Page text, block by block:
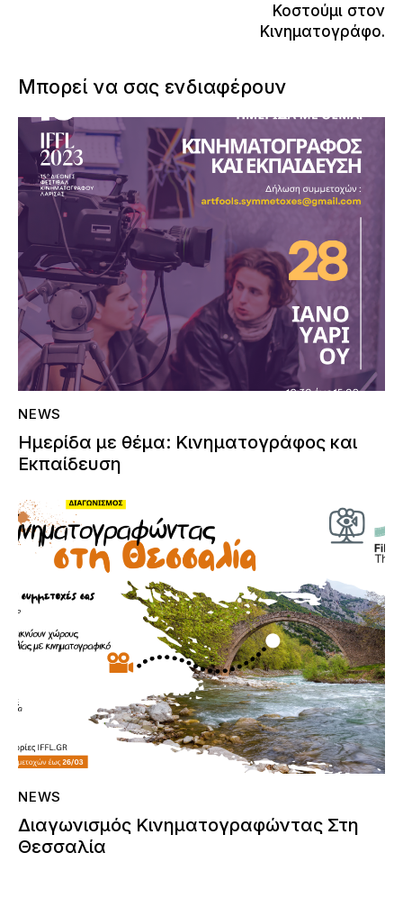
Κοστούμι στον
Κινηματογράφο.
Μπορεί να σας ενδιαφέρουν
NEWS
Ημερίδα με θέμα: Κινηματογράφος και
Εκπαίδευση
NEWS
Διαγωνισμός Κινηματογραφώντας Στη
Θεσσαλία